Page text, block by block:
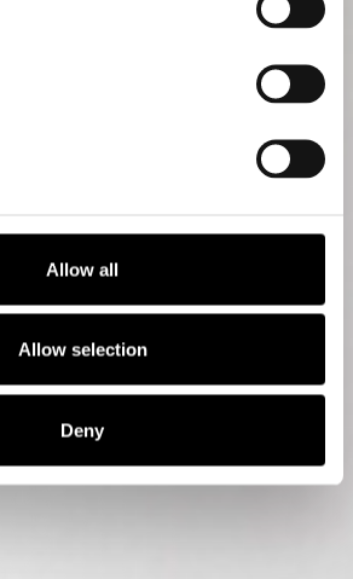
Allow all
Allow selection
Deny